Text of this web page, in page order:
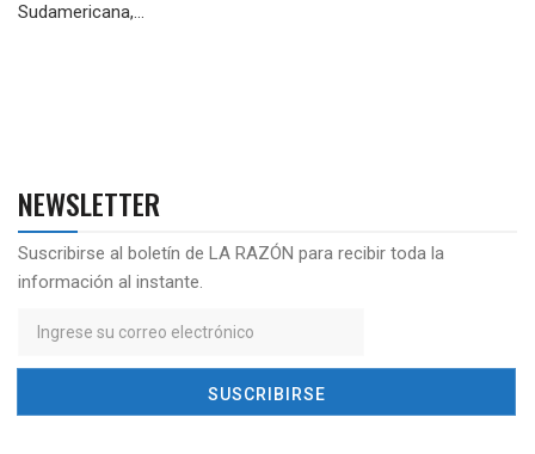
Sudamericana,...
NEWSLETTER
Suscribirse al boletín de LA RAZÓN para recibir toda la
información al instante.